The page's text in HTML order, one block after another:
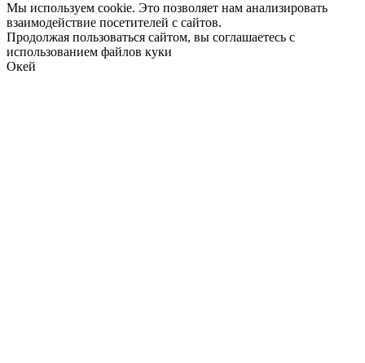
Мы используем cookie. Это позволяет нам анализировать
взаимодействие посетителей с сайтов.
Продолжая пользоваться сайтом, вы соглашаетесь с
использованием файлов куки
Окей